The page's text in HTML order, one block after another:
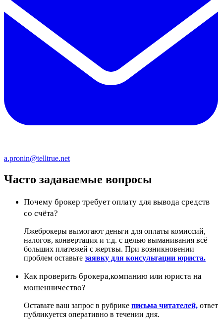
a.pronin@telltrue.net
Часто задаваемые вопросы
Почему брокер требует оплату для вывода средств
со счёта?
Лжеброкеры вымогают деньги для оплаты комиссий,
налогов, конвертация и т.д. с целью выманивания всё
больших платежей с жертвы. При возникновении
проблем оставьте заявку для консультации юриста.
Как проверить брокера,компанию или юриста на
мошенничество?
Оставьте ваш запрос в рубрике письма читателей, ответ
публикуется оперативно в течении дня.